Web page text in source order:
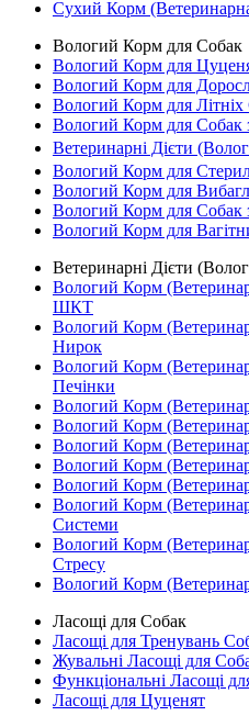
Сухий Корм
Вологий Корм для Собак
Вологий Корм для
Вологий Корм для
Вологий Корм для Літніх
Вологий Корм для Собак
Ветеринарні Дієти
Вологий Корм для
Вологий Корм для
Вологий Корм для Собак
Вологий Корм для
Ветеринарні Дієти
Вологий Корм
ШКТ
Вологий Корм
Нирок
Вологий Корм
Печінки
Вологий Корм
Вологий Корм
Вологий Корм
Вологий Корм
Вологий Корм
Вологий Корм
Системи
Вологий Корм
Стресу
Вологий Корм
Ласощі для Собак
Ласощі для Тренувань
Жувальні Ласощі для
Функціональні Ласощі
Ласощі для Цуценят